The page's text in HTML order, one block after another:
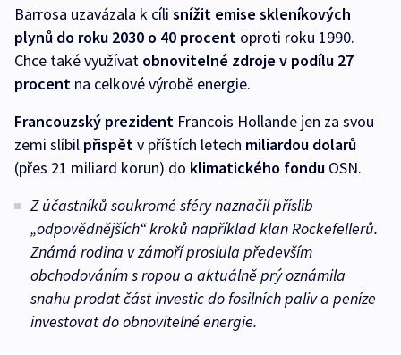
Barrosa uzavázala k cíli snížit emise skleníkových
plynů do roku 2030 o 40 procent oproti roku 1990.
Chce také využívat obnovitelné zdroje v podílu 27
procent na celkové výrobě energie.
Francouzský prezident Francois Hollande jen za svou
zemi slíbil přispětv příštích letech miliardou dolarů
(přes 21 miliard korun) do klimatického fondu OSN.
Z účastníků soukromé sféry naznačil příslib
„odpovědnějších“ kroků například klan Rockefellerů.
Známá rodina v zámoří proslula především
obchodováním s ropou a aktuálně prý oznámila
snahu prodat část investic do fosilních paliv a peníze
investovat do obnovitelné energie.